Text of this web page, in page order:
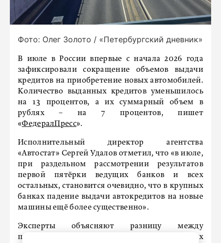
Фото: Олег Золото / «Петербургский дневник»
В июле в России впервые с начала 2026 года
зафиксировали сокращение объемов выдачи
кредитов на приобретение новых автомобилей.
Количество выданных кредитов уменьшилось
на 13 процентов, а их суммарный объем в
рублях – на 7 процентов, пишет
«ФедералПресс».
Исполнительный директор агентства
«Автостат» Сергей Удалов отметил, что «в июле,
при раздельном рассмотрении результатов
первой пятёрки ведущих банков и всех
остальных, становится очевидно, что в крупных
банках падение выдачи автокредитов на новые
машины ещё более существенно».
Эксперты объясняют разницу между
процентным снижением в рублях и в штуках